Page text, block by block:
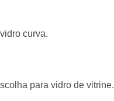
curva.
para vidro de vitrine.